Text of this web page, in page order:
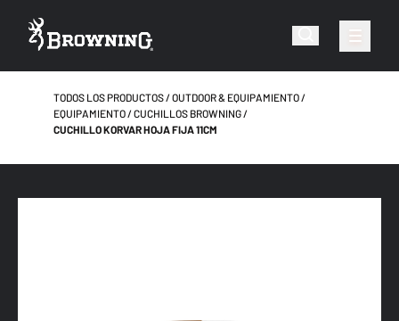
TODOS LOS PRODUCTOS
OUTDOOR & EQUIPAMIENTO
EQUIPAMIENTO
CUCHILLOS BROWNING
CUCHILLO KORVAR HOJA FIJA 11CM